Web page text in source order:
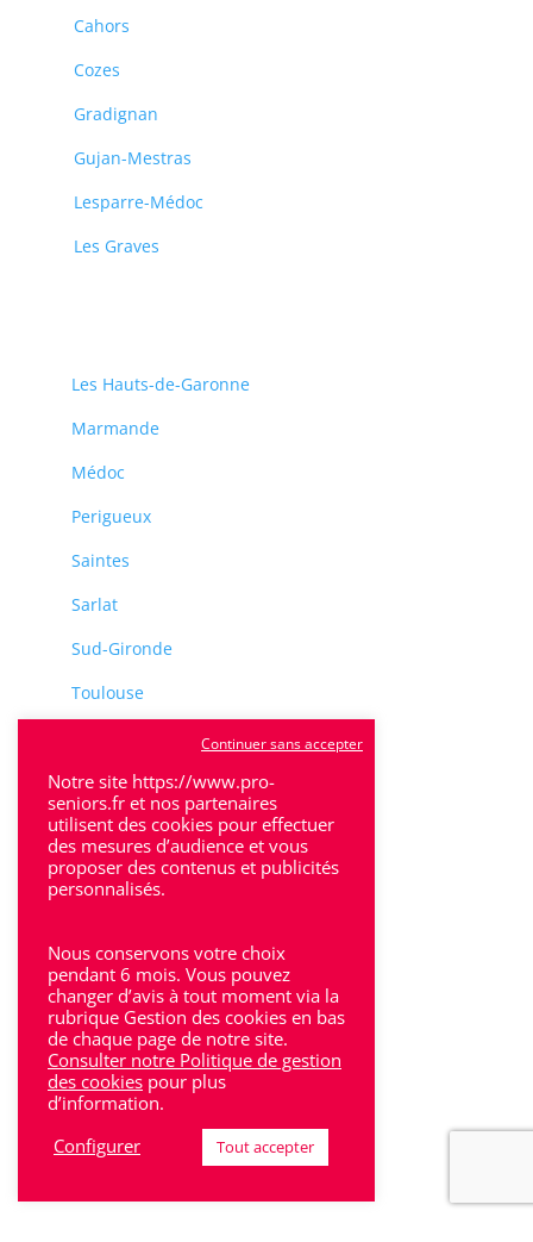
Cahors
Cozes
Gradignan
Gujan-Mestras
Lesparre-Médoc
Les Graves
Les Hauts-de-Garonne
Marmande
Médoc
Perigueux
Saintes
Sarlat
Sud-Gironde
Toulouse
Villeneuve-Sur-Lot
Bron
Lyon
Lyon 6
Villeurbanne
Calluire
Notre site https://www.pro-
seniors.fr et nos partenaires
utilisent des cookies pour effectuer
des mesures d’audience et vous
proposer des contenus et publicités
personnalisés.
Nous conservons votre choix
pendant 6 mois. Vous pouvez
changer d’avis à tout moment via la
rubrique Gestion des cookies en bas
de chaque page de notre site.
Consulter notre Politique de gestion
des cookies pour plus
d’information.
Configurer
Continuer sans accepter
Tout accepter